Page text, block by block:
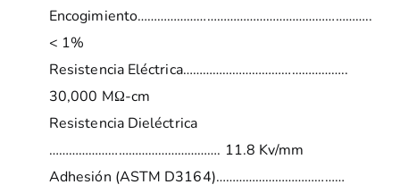
Encogimiento……………………………………………………………..
< 1%
Resistencia Eléctrica…………………………………………..
30,000 MΩ-cm
Resistencia Dieléctrica
……………………………………………. 11.8 Kv/mm
Adhesión (ASTM D3164)…………………………………